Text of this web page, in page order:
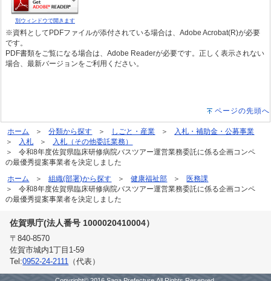
別ウィンドウで開きます
※資料としてPDFファイルが添付されている場合は、Adobe Acrobat(R)が必要
です。
PDF書類をご覧になる場合は、Adobe Readerが必要です。正しく表示されない
場合、最新バージョンをご利用ください。
ページの先頭へ
ホーム 分類から探す しごと・産業
入札・補助金・公募事業
入札
入札（その他委託業務）
令和8年度佐賀県臨床研修病院バスツアー運営業務委託に係る企画コンペ
の最優秀提案事業者を決定しました
ホーム
組織(部署)から探す 健康福祉部
医務課
令和8年度佐賀県臨床研修病院バスツアー運営業務委託に係る企画コンペ
の最優秀提案事業者を決定しました
佐賀県庁(法人番号 1000020410004）
〒840-8570
佐賀市城内1丁目1-59
Tel:0952-24-2111 （代表）